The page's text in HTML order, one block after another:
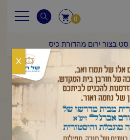
0
סט בצור ירום מהדורת כיס
X